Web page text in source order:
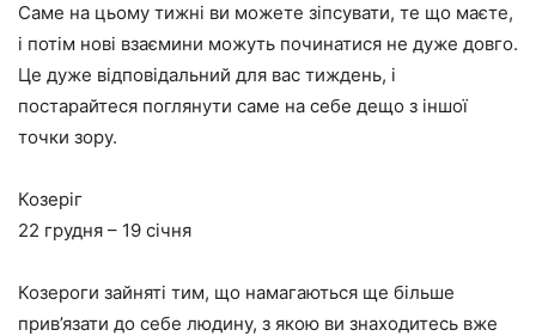
Саме на цьому тижні ви можете зіпсувати, те що маєте,
і потім нові взаємини можуть починатися не дуже довго.
Це дуже відповідальний для вас тиждень, і
постарайтеся поглянути саме на себе дещо з іншої
точки зору.
Козеріг
22 грудня – 19 січня
Козероги зайняті тим, що намагаються ще більше
прив’язати до себе людину, з якою ви знаходитесь вже